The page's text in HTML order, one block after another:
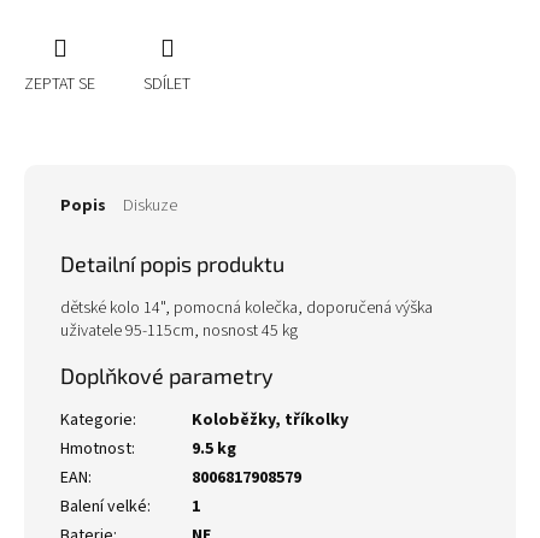
ZEPTAT SE SDÍLET
Popis Diskuze
Detailní popis produktu
dětské kolo 14", pomocná kolečka, doporučená výška
uživatele 95-115cm, nosnost 45 kg
Doplňkové parametry
Kategorie:
Koloběžky, tříkolky
Hmotnost:
9.5 kg
EAN:
8006817908579
Balení velké:
1